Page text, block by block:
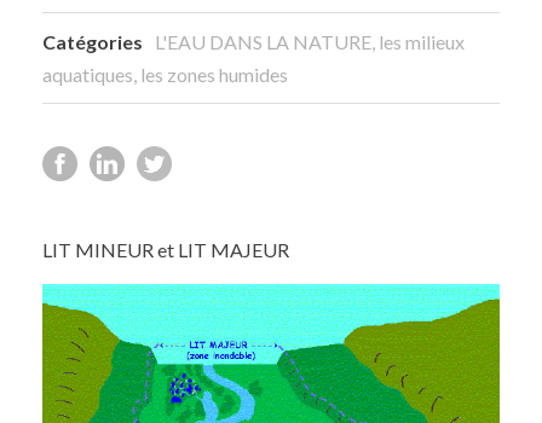
Catégories
L'EAU DANS LA NATURE, les milieux
aquatiques, les zones humides
LIT MINEUR et LIT MAJEUR